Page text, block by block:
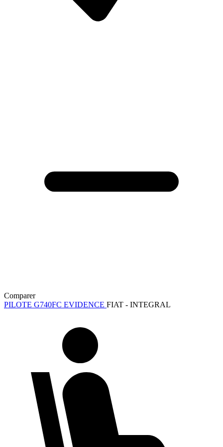
Comparer
PILOTE G740FC EVIDENCE FIAT - INTEGRAL